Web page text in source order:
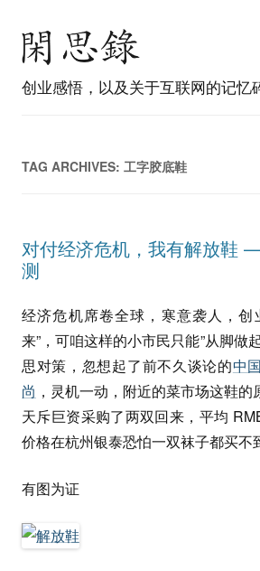
创业感悟，以及关于互联网的记忆
TAG ARCHIVES: 工字胶底鞋
对付经济危机，我有解放鞋
测
经济危机席卷全球，寒意袭人，创
来”，可咱这样的小市民只能”从脚做
思对策，忽想起了前不久谈论的中
尚 ，灵机一动，附近的菜市场这鞋
天斥巨资采购了两双回来，平均
价格在杭州银泰恐怕一双袜子都买不
有图为证